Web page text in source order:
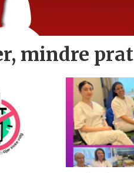
mindre prat